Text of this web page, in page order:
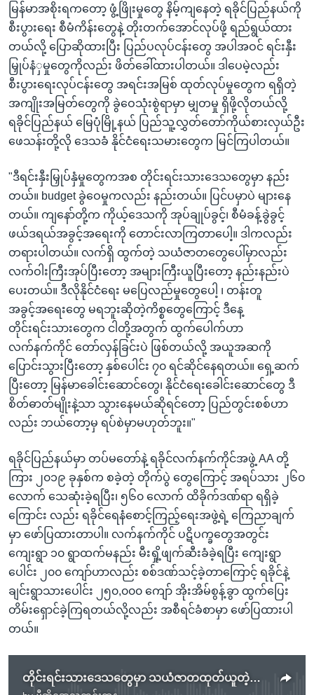
မြန်မာအစိုးရကတော့ ဖွံ့ဖြိုးမှုတွေ နိမ့်ကျနေတဲ့ ရခိုင်ပြည်နယ်ကို
စီးပွားရေး စီမံကိန်းတွေနဲ့ တိုးတက်အောင်လုပ်ဖို့ ရည်ရွယ်ထား
တယ်လို့ ပြောဆိုထားပြီး ပြည်ပလုပ်ငန်းတွေ အပါအဝင် ရင်းနှီး
မြှုပ်နံှမှုတွေကိုလည်း ဖိတ်ခေါ်ထားပါတယ်။ ဒါပေမဲ့လည်း
စီးပွားရေးလုပ်ငန်းတွေ အရင်းအမြစ် ထုတ်လုပ်မှုတွေက ရရှိတဲ့
အကျိုးအမြတ်တွေကို ခွဲဝေသုံးစွဲရာမှာ မျှတမှု ရှိဖို့လိုတယ်လို့
ရခိုင်ပြည်နယ် မြေပုံမြို့နယ် ပြည်သူ့လွှတ်တော်ကိုယ်စားလှယ်ဦး
ဖေသန်းတို့လို ဒေသခံ နိုင်ငံရေးသမားတွေက မြင်ကြပါတယ်။
"ဒီရင်းနှီးမြှုပ်နှံမှုတွေကအစ တိုင်းရင်းသားဒေသတွေမှာ နည်း
တယ်။ budget ခွဲဝေမှုကလည်း နည်းတယ်။ ပြင်ပမှာပဲ များနေ
တယ်။ ကျနော်တို့က ကိုယ့်ဒေသကို အုပ်ချုပ်ခွင့်၊ စီမံခန့်ခွဲခွင့်
ဖယ်ဒရယ်အခွင့်အရေးကို တောင်းလာကြတာပေါ့။ ဒါကလည်း
တရားပါတယ်။ လက်ရှိ ထွက်တဲ့ သယံဇာတတွေပေါ်မှာလည်း
လက်ဝါးကြီးအုပ်ပြီးတော့ အများကြီးယူပြီးတော့ နည်းနည်းပဲ
ပေးတယ်။ ဒီလိုနိုင်ငံရေး မပြေလည်မှုတွေပေါ့ ၊ တန်းတူ
အခွင့်အရေးတွေ မရဘူးဆိုတဲ့ကိစ္စတွေကြောင့် ဒီနေ့
တိုင်းရင်းသားတွေက ငါတို့အတွက် ထွက်ပေါက်ဟာ
လက်နက်ကိုင် တော်လှန်ခြင်းပဲ ဖြစ်တယ်လို့ အယူအဆကို
ပြောင်းသွားပြီးတော့ နှစ်ပေါင်း ၇၀ ရင်ဆိုင်နေရတယ်။ ရှေ့ဆက်
ပြီးတော့ မြန်မာခေါင်းဆောင်တွေ၊ နိုင်ငံရေးခေါင်းဆောင်တွေ ဒီ
စိတ်ဓာတ်မျိုးနဲ့သာ သွားနေမယ်ဆိုရင်တော့ ပြည်တွင်းစစ်ဟာ
လည်း ဘယ်တော့မှ ရပ်စဲမှာမဟုတ်ဘူး။"
ရခိုင်ပြည်နယ်မှာ တပ်မတော်နဲ့ ရခိုင်လက်နက်ကိုင်အဖွဲ့ AA တို့
ကြား ၂၀၁၉ ခုနှစ်က စခဲ့တဲ့ တိုက်ပွဲ တွေကြောင့် အရပ်သား ၂၆၀
လောက် သေဆုံးခဲ့ရပြီး၊ ၅၆၀ လောက် ထိခိုက်ဒဏ်ရာ ရရှိခဲ့
ကြောင်း လည်း ရခိုင်ရေနံစောင့်ကြည့်ရေးအဖွဲ့ရဲ့ ကြေညာချက်
မှာ ဖော်ပြထားတာပါ။ လက်နက်ကိုင် ပဋိပက္ခတွေအတွင်း
ကျေးရွာ ၁၀ ရွာထက်မနည်း မီးရှို့ဖျက်ဆီးခံခဲ့ရပြီး ကျေးရွာ
ပေါင်း ၂၀၀ ကျော်ဟာလည်း စစ်ဒဏ်သင့်ခဲ့တာကြောင့် ရခိုင်နဲ့
ချင်းရွာသားပေါင်း ၂၅၀,၀၀၀ ကျော် အိုးအိမ်စွန့်ခွာ ထွက်ပြေး
တိမ်းရှောင်ခဲ့ကြရတယ်လို့လည်း အစီရင်ခံစာမှာ ဖော်ပြထားပါ
တယ်။
တိုင်းရင်းသားဒေသတွေမှာ သယံဇာတထုတ်ယူတဲ့လုပ်ငန်းတွေကြောင့် ပဋိပက္ခတွေ ပိုများနေ